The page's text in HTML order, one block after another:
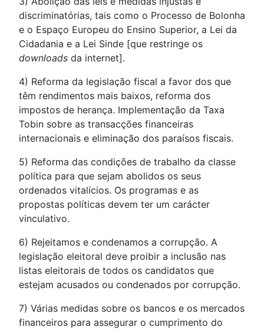
discriminatórias, tais como o Processo de Bolonha
e o Espaço Europeu do Ensino Superior, a Lei da
Cidadania e a Lei Sinde [que restringe os
downloads da internet].
4) Reforma da legislação fiscal a favor dos que
têm rendimentos mais baixos, reforma dos
impostos de herança. Implementação da Taxa
Tobin sobre as transacções financeiras
internacionais e eliminação dos paraísos fiscais.
5) Reforma das condições de trabalho da classe
política para que sejam abolidos os seus
ordenados vitalícios. Os programas e as
propostas políticas devem ter um carácter
vinculativo.
6) Rejeitamos e condenamos a corrupção. A
legislação eleitoral deve proibir a inclusão nas
listas eleitorais de todos os candidatos que
estejam acusados ou condenados por corrupção.
7) Várias medidas sobre os bancos e os mercados
financeiros para assegurar o cumprimento do